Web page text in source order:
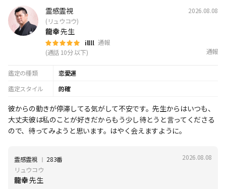
霊感霊視 2026.08.08
(リュウコウ)
龍幸先生
illll 通報
(通話 10分 以下)
通報
鑑定の種類
恋愛運
鑑定スタイル
的確
彼からの動きが停滞してる気がして不安です。先生からはいつも、
大丈夫彼は私のことが好きだからもう少し待とうと言ってくださる
ので、待ってみようと思います。はやく会えますように。
霊感霊視 Ι 283番
リュウコウ
龍幸先生
2026.08.08